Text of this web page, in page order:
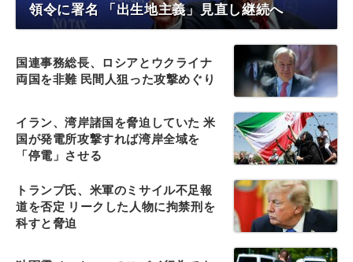
領令に署名 「出生地主義」見直し継続へ
国連事務総長、ロシアとウクライナ
両国を非難 民間人狙った攻撃めぐり
イラン、湾岸諸国を脅迫していた 米
国が発電所攻撃すれば湾岸全域を
「停電」させる
トランプ氏、米軍のミサイル不足報
道を否定 リークした人物に拘禁刑を
科すと脅迫